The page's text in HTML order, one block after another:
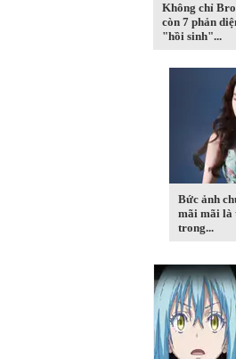
Không chỉ
còn 7 phản
"hồi sinh"...
Bức ảnh
mãi mãi là
trong...